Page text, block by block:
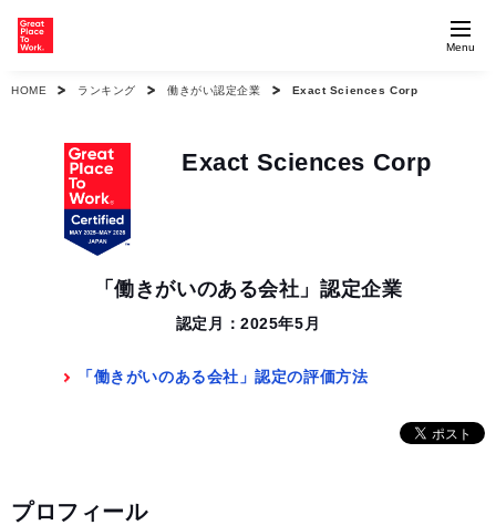
Menu
HOME ランキング 働きがい認定企業 Exact Sciences Corp
Exact Sciences Corp
「働きがいのある会社」認定企業
認定月：2025年5月
「働きがいのある会社」認定の評価方法
プロフィール